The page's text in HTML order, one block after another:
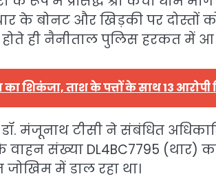
के बोनट और खिड़की पर दोस्तों
होते ही नैनीताल पुलिस हरकत में आ
शिकंजा, ताश के पत्तों के साथ 13 आरोपी
डॉ. मंजूनाथ टीसीने संबंधित
वाहन संख्या DL4BC7795
में डाल रहा था।